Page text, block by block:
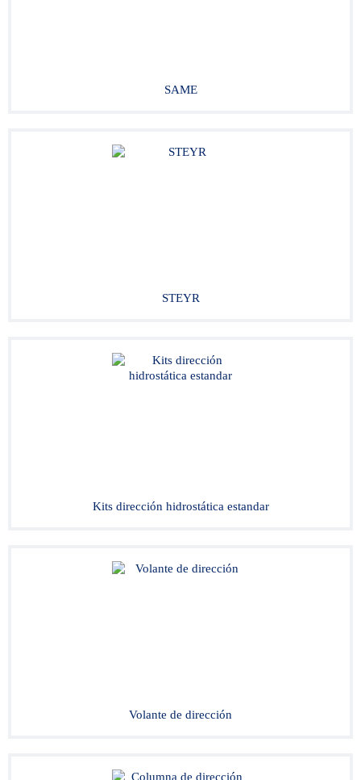
SAME
STEYR
Kits dirección hidrostática estandar
Volante de dirección